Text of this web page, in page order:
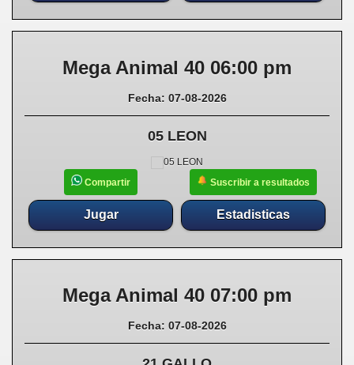
Mega Animal 40 06:00 pm
Fecha: 07-08-2026
05 LEON
Compartir Suscribir a resultados
Jugar Estadisticas
Mega Animal 40 07:00 pm
Fecha: 07-08-2026